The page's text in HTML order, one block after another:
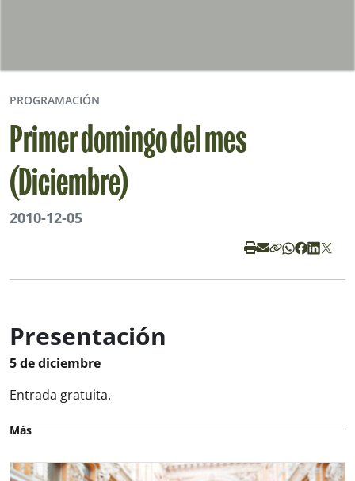
PROGRAMACIÓN
Primer domingo del mes
(Diciembre)
2010-12-05
Presentación
5 de diciembre
Entrada gratuita.
Más